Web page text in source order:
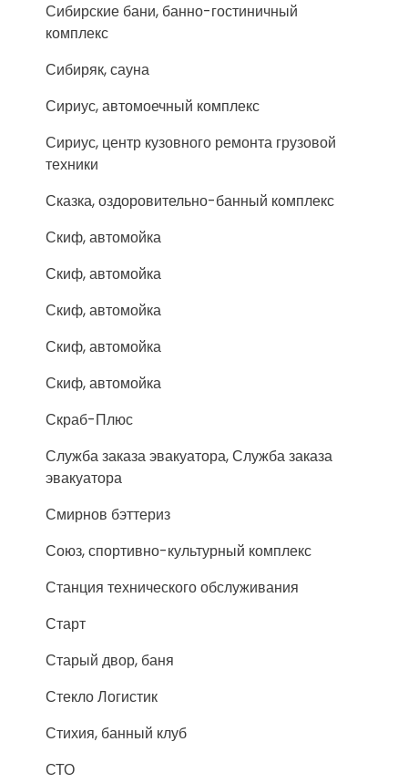
Сибирские бани, банно-гостиничный
комплекс
Сибиряк, сауна
Сириус, автомоечный комплекс
Сириус, центр кузовного ремонта грузовой
техники
Сказка, оздоровительно-банный комплекс
Скиф, автомойка
Скиф, автомойка
Скиф, автомойка
Скиф, автомойка
Скиф, автомойка
Скраб-Плюс
Служба заказа эвакуатора, Служба заказа
эвакуатора
Смирнов бэттериз
Союз, спортивно-культурный комплекс
Станция технического обслуживания
Старт
Старый двор, баня
Стекло Логистик
Стихия, банный клуб
СТО